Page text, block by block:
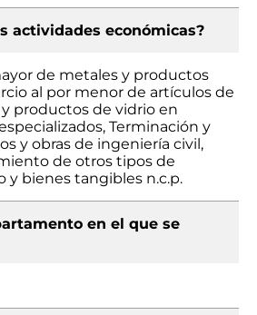
actividades económicas?
de metales y productos
al por menor de artículos de
productos de vidrio en
Terminación y
y obras de ingeniería civil,
de otros tipos de
y bienes tangibles n.c.p.
en el que se